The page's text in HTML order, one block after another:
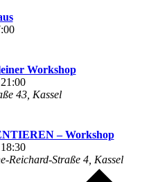
Workshop
21:00
43, Kassel
– Workshop
18:30
Reichard-Straße 4, Kassel